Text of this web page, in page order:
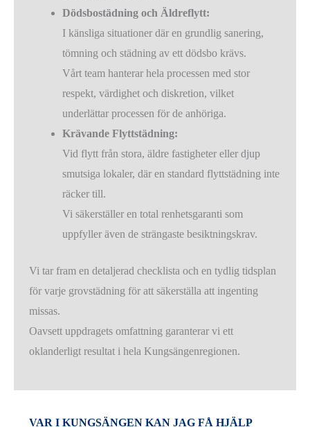
Dödsbostädning och Äldreflytt:
I känsliga situationer där en grundlig sanering,
tömning och städning av ett dödsbo krävs.
Vårt team hanterar hela processen med stor
respekt, värdighet och diskretion, vilket
underlättar processen för de anhöriga.
Krävande Flyttstädning:
Vid flytt från stora, äldre fastigheter eller djup
smutsiga lokaler, där en standard flyttstädning inte
räcker till.
Vi säkerställer en total renhetsgaranti som
uppfyller även de strängaste besiktningskrav.
Vi tar fram en detaljerad checklista och en tydlig tidsplan
för varje grovstädning för att säkerställa att ingenting
missas.
Oavsett uppdragets omfattning garanterar vi ett
oklanderligt resultat i hela Kungsängenregionen.
VAR I KUNGSÄNGEN KAN JAG FÅ HJÄLP